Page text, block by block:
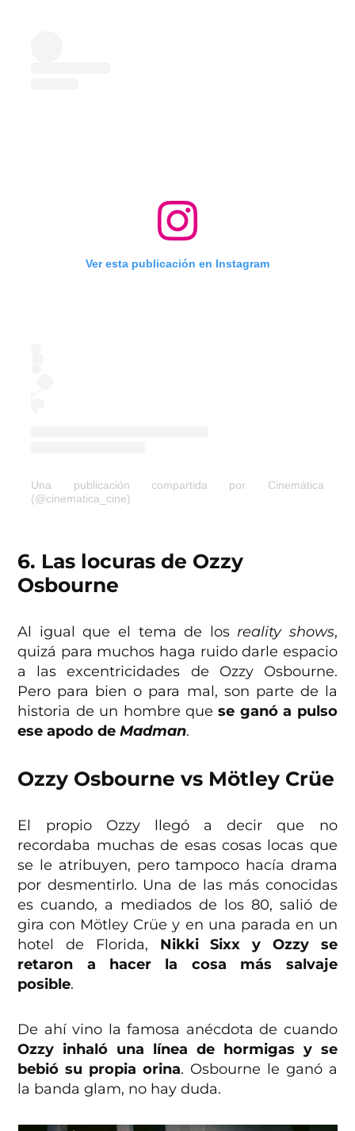
Ver esta publicación en Instagram
Una publicación compartida por Cinemática
(@cinematica_cine)
6. Las locuras de Ozzy
Osbourne
Al igual que el tema de losreality shows,
quizá para muchos haga ruido darle espacio
a las excentricidades de Ozzy Osbourne.
Pero para bien o para mal, son parte de la
historia de un hombre quese ganó a pulso
ese apodo deMadman.
Ozzy Osbourne vs Mötley Crüe
El propio Ozzy llegó a decir que no
recordaba muchas de esas cosas locas que
se le atribuyen, pero tampoco hacía drama
por desmentirlo. Una de las más conocidas
es cuando, a mediados de los 80, salió de
gira con Mötley Crüe y en una parada en un
hotel de Florida, Nikki Sixx y Ozzy se
retaron a hacer la cosa más salvaje
posible.
De ahí vino la famosa anécdota de cuando
Ozzy inhaló una línea de hormigas y se
bebió su propia orina. Osbourne le ganó a
la banda glam, no hay duda.